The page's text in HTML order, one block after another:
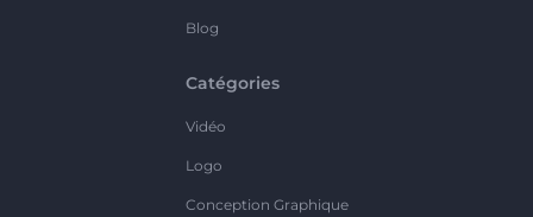
Blog
Catégories
Vidéo
Logo
Conception Graphique